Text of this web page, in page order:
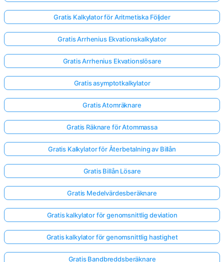
Gratis Kalkylator för Aritmetiska Följder
Gratis Arrhenius Ekvationskalkylator
Gratis Arrhenius Ekvationslösare
Gratis asymptotkalkylator
Gratis Atomräknare
Gratis Räknare för Atommassa
Gratis Kalkylator för Återbetalning av Billån
Gratis Billån Lösare
Gratis Medelvärdesberäknare
Gratis kalkylator för genomsnittlig deviation
Gratis kalkylator för genomsnittlig hastighet
Gratis Bandbreddsberäknare